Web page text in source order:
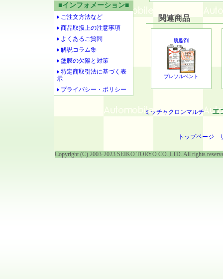
■インフォメーション■
ご注文方法など
商品取扱上の注意事項
よくあるご質問
解説コラム集
塗膜の欠陥と対策
特定商取引法に基づく表
示
プライバシー・ポリシー
関連商品
脱脂剤
プレソルベント
ミッチャクロンマルチ エ
トップページ
Copyright (C) 2003-2023 SEIKO TORYO CO.,LTD. All rights